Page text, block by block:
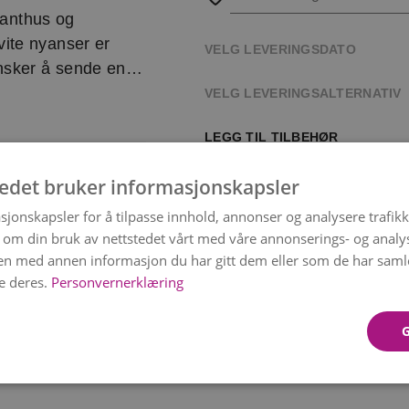
og
nyanser er
å sende en
sesong, men
og leverer
med
Blomstene kan
VELG LEVERINGSDATO
VELG LEVERINGSALTERNATIV
LEGG TIL TILBEHØR
Fin
kr 119
1
bruker informasjonskapsler
for å tilpasse innhold, annonser og analysere
din bruk av nettstedet vårt med våre annonserings- og
med annen informasjon du har gitt dem eller som de har
deres. Personvernerklæring